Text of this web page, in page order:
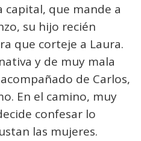
que mande a
su hijo recién
que corteje a Laura.
y de muy mala
de Carlos,
En el camino, muy
confesar lo
las mujeres.